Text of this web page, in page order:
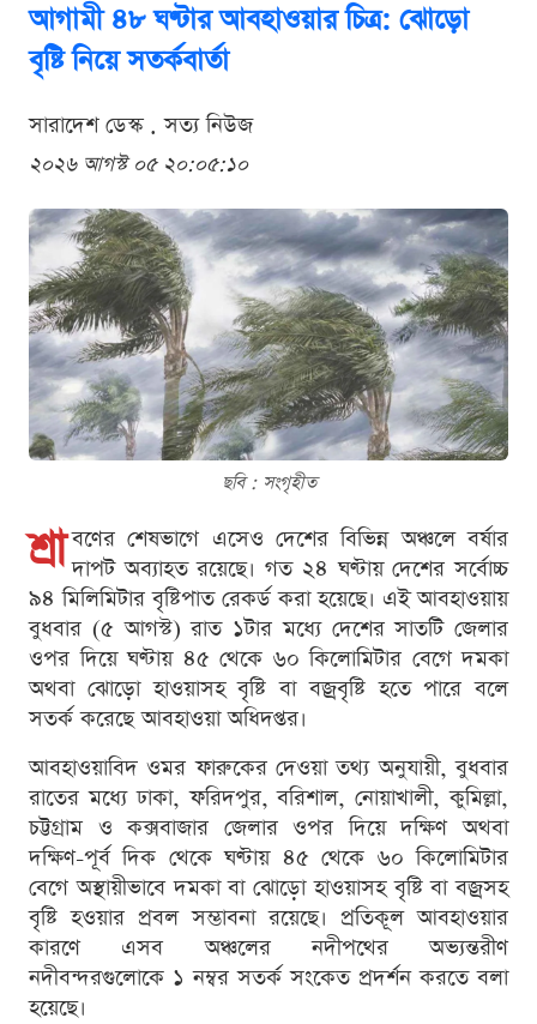
আগামী ৪৮ ঘণ্টার আবহাওয়ার চিত্র: ঝোড়ো
বৃষ্টি নিয়ে সতর্কবার্তা
সারাদেশ ডেস্ক . সত্য নিউজ
২০২৬ আগস্ট ০৫ ২০:০৫:১০
ছবি : সংগৃহীত
শ্রা বণের শেষভাগে এসেও দেশের বিভিন্ন অঞ্চলে বর্ষার
দাপট অব্যাহত রয়েছে। গত ২৪ ঘণ্টায় দেশের সর্বোচ্চ
৯৪ মিলিমিটার বৃষ্টিপাত রেকর্ড করা হয়েছে। এই আবহাওয়ায়
বুধবার (৫ আগস্ট) রাত ১টার মধ্যে দেশের সাতটি জেলার
ওপর দিয়ে ঘণ্টায় ৪৫ থেকে ৬০ কিলোমিটার বেগে দমকা
অথবা ঝোড়ো হাওয়াসহ বৃষ্টি বা বজ্রবৃষ্টি হতে পারে বলে
সতর্ক করেছে আবহাওয়া অধিদপ্তর।
আবহাওয়াবিদ ওমর ফারুকের দেওয়া তথ্য অনুযায়ী, বুধবার
রাতের মধ্যে ঢাকা, ফরিদপুর, বরিশাল, নোয়াখালী, কুমিল্লা,
চট্টগ্রাম ও কক্সবাজার জেলার ওপর দিয়ে দক্ষিণ অথবা
দক্ষিণ-পূর্ব দিক থেকে ঘণ্টায় ৪৫ থেকে ৬০ কিলোমিটার
বেগে অস্থায়ীভাবে দমকা বা ঝোড়ো হাওয়াসহ বৃষ্টি বা বজ্রসহ
বৃষ্টি হওয়ার প্রবল সম্ভাবনা রয়েছে। প্রতিকূল আবহাওয়ার
কারণে এসব অঞ্চলের নদীপথের অভ্যন্তরীণ
নদীবন্দরগুলোকে ১ নম্বর সতর্ক সংকেত প্রদর্শন করতে বলা
হয়েছে।